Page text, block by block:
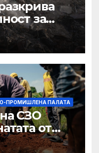
за
ПРОМИШЛЕНА ПАЛАТА
СЗО
от
като